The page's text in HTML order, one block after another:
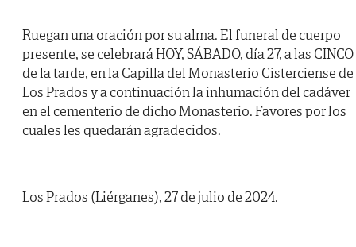
Ruegan una oración por su alma. El funeral de cuerpo
presente, se celebrará HOY, SÁBADO, día 27, a las CINCO
de la tarde, en la Capilla del Monasterio Cisterciense de
Los Prados y a continuación la inhumación del cadáver
en el cementerio de dicho Monasterio. Favores por los
cuales les quedarán agradecidos.
Los Prados (Liérganes), 27 de julio de 2024.